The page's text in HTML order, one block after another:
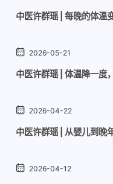
中医许群瑶 | 每晚的体温
2026-05-21
中医许群瑶 | 体温降一度
2026-04-22
中医许群瑶 | 从婴儿到晚
2026-04-12